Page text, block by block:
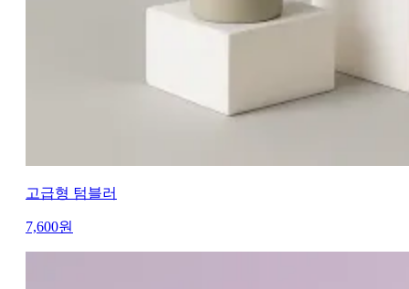
고급형 텀블러
7,600원